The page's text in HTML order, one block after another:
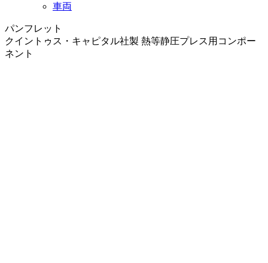
車両
パンフレット
クイントゥス・キャピタル社製 熱等静圧プレス用コンポー
ネント